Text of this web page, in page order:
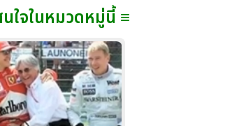
นใจในหมวดหมู่นี้ ≡